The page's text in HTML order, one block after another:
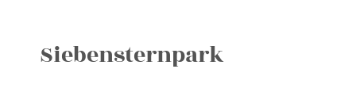
Siebensternpark